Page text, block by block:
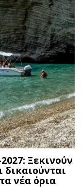
Ξεκινούν
δικαιούνται
νέα όρια